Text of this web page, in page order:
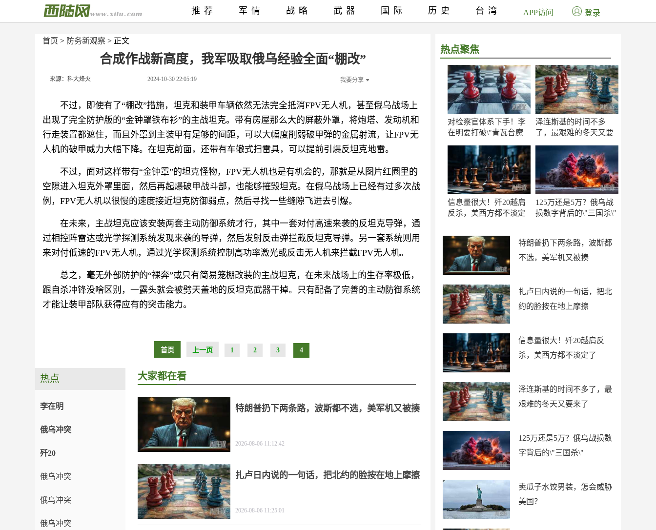
首页 > 防务新观察 > 正文
合成作战新高度，我军吸取俄乌经验全面“棚改”
来源：科大烽火 2024-10-30 22:05:19 我要分享
不过，即使有了“棚改”措施，坦克和装甲车辆依然无法完全抵消FPV无人机，甚至俄乌战场上
出现了完全防护版的“金钟罩铁布衫”的主战坦克。带有房屋那么大的屏蔽外罩，将炮塔、发动机和
行走装置都遮住，而且外罩到主装甲有足够的间距，可以大幅度削弱破甲弹的金属射流，让FPV无
人机的破甲威力大幅下降。在坦克前面，还带有车辙式扫雷具，可以提前引爆反坦克地雷。
不过，面对这样带有“金钟罩”的坦克怪物，FPV无人机也是有机会的，那就是从图片红圈里的
空隙进入坦克外罩里面，然后再起爆破甲战斗部，也能够摧毁坦克。在俄乌战场上已经有过多次战
例，FPV无人机以很慢的速度接近坦克防御弱点，然后寻找一些缝隙飞进去引爆。
在未来，主战坦克应该安装两套主动防御系统才行，其中一套对付高速来袭的反坦克导弹，通
过相控阵雷达或光学探测系统发现来袭的导弹，然后发射反击弹拦截反坦克导弹。另一套系统则用
来对付低速的FPV无人机，通过光学探测系统控制高功率激光或反击无人机来拦截FPV无人机。
总之，毫无外部防护的“裸奔”或只有简易笼棚改装的主战坦克，在未来战场上的生存率极低，
跟自杀冲锋没啥区别，一露头就会被劈天盖地的反坦克武器干掉。只有配备了完善的主动防御系统
才能让装甲部队获得应有的突击能力。
首页 上一页 1 2 3 4
热点聚焦
对检察官体系下手！李
在明要打破\"青瓦台魔
泽连斯基的时间不多
了，最艰难的冬天又要
信息量很大！歼20越肩
反杀，美西方都不淡定
125万还是5万？俄乌战
损数字背后的\"三国杀\"
特朗普扔下两条路，波斯都
不选，美军机又被揍
扎卢日内说的一句话，把北
约的脸按在地上摩擦
信息量很大！歼20越肩反
杀，美西方都不淡定了
泽连斯基的时间不多了，最
艰难的冬天又要来了
125万还是5万？俄乌战损数
字背后的\"三国杀\"
卖瓜子水饺男装，怎会威胁
美国？
推荐 军情 战略 武器 国际 历史 台湾 APP访问 登录
热点
李在明
俄乌冲突
歼20
俄乌冲突
俄乌冲突
俄乌冲突
大家都在看
特朗普扔下两条路，波斯都不选，美军机又被揍
2026-08-06 11:12:42
扎卢日内说的一句话，把北约的脸按在地上摩擦
2026-08-06 11:25:01